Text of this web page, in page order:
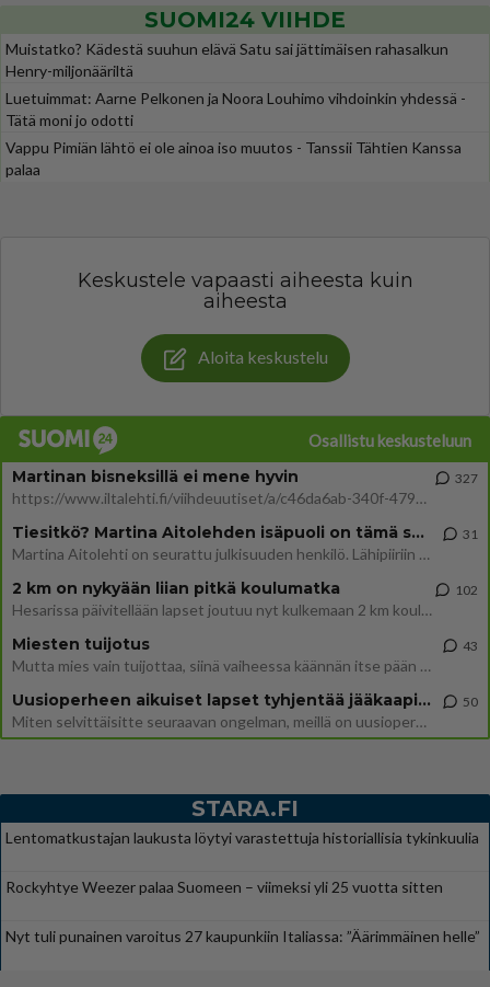
SUOMI24 VIIHDE
Muistatko? Kädestä suuhun elävä Satu sai jättimäisen rahasalkun
Henry-miljonääriltä
Luetuimmat: Aarne Pelkonen ja Noora Louhimo vihdoinkin yhdessä -
Tätä moni jo odotti
Vappu Pimiän lähtö ei ole ainoa iso muutos - Tanssii Tähtien Kanssa
palaa
Keskustele vapaasti aiheesta kuin
aiheesta
Aloita keskustelu
Osallistu keskusteluun
Martinan bisneksillä ei mene hyvin
https://www.iltalehti.fi/viihdeuutiset/a/c46da6ab-340f-4790-aaa7-0865eed2336 Yrityksen konkurssihakemus on tullut kärä
327
Tiesitkö? Martina Aitolehden isäpuoli on tämä suosittu laulaja
Martina Aitolehti on seurattu julkisuuden henkilö. Lähipiiriin mahtuu muitakin tunnettuja henkilöitä. Tiesitkö, että Ma
31
2 km on nykyään liian pitkä koulumatka
Hesarissa päivitellään lapset joutuu nyt kulkemaan 2 km kouluun jösses. Ruostefillarilla tuo matka menee vaikka miten äk
102
Miesten tuijotus
Mutta mies vain tuijottaa, siinä vaiheessa käännän itse pään pois. Mikä juttu? Yleensä jos joku tuijottaa tai katsoo, hä
43
Uusioperheen aikuiset lapset tyhjentää jääkaapin käydessään
Miten selvittäisitte seuraavan ongelman, meillä on uusioperhe, minulla teini-ikäiset lapset ja puolisolla aikuiset, jotk
50
STARA.FI
Lentomatkustajan laukusta löytyi varastettuja historiallisia tykinkuulia
Rockyhtye Weezer palaa Suomeen – viimeksi yli 25 vuotta sitten
Nyt tuli punainen varoitus 27 kaupunkiin Italiassa: ”Äärimmäinen helle”